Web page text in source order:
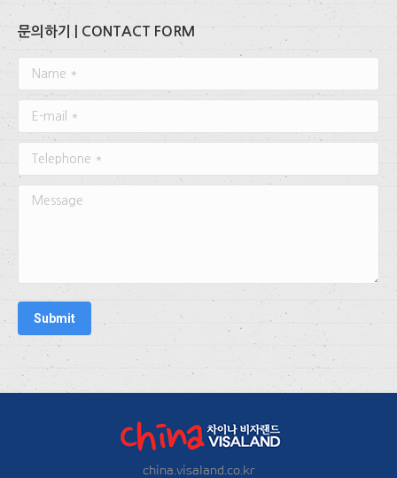
문의하기 | CONTACT FORM
Name *
E-mail *
Telephone *
Message
Submit
china.visaland.co.kr